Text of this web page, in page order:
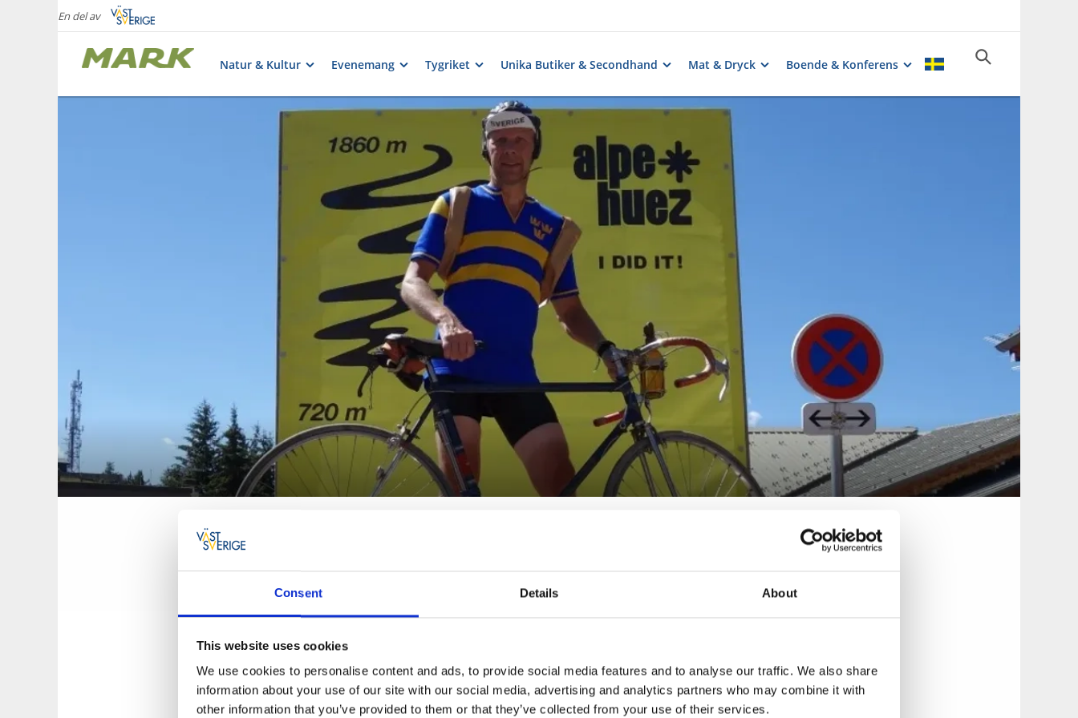
Consent Details About
This website uses cookies
We use cookies to personalise content and ads, to provide social media features and to analyse our traffic. We also share
information about your use of our site with our social media, advertising and analytics partners who may combine it with
other information that you’ve provided to them or that they’ve collected from your use of their services.
En del av
Natur & Kultur Evenemang Tygriket Unika Butiker & Secondhand Mat & Dryck Boende & Konferens
kvalitetscyklar och tillbehör ifrån marknadsledande leverantörer :
Historien om Uffes Cykel
UFFES CYKEL startade i Viskafors 1985 under namnet UFFES Cykel & Sport . När verksamheten
flyttade till Kinna 1996 blev inriktningen 100 % cykel.